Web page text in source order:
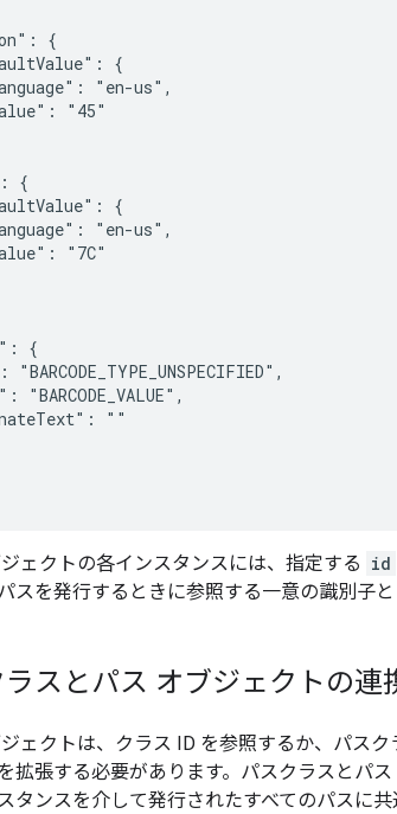
{
{
"en-us",
"45"
{
{
"en-us",
"7C"
{
"BARCODE_TYPE_UNSPECIFIED",
"BARCODE_VALUE",
""
ェクトの各インスタンスには、指定する id
スを発行するときに参照する一意の識別子と
スとパス オブジェクトの連
ェクトは、クラス ID を参照するか、パス
拡張する必要があります。パスクラスとパ
タンスを介して発行されたすべてのパスに